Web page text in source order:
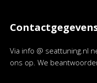
Via info @ seattuning.nl
ons op. We